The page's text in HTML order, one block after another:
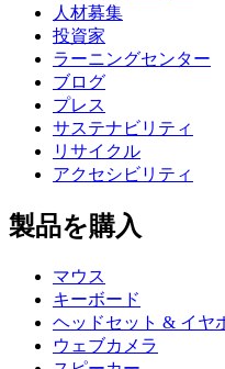
人材募集
投資家
ラーニングセンター
ブログ
プレス
サステナビリティ
リサイクル
アクセシビリティ
製品を購入
マウス
キーボード
ヘッドセット & イヤ
ウェブカメラ